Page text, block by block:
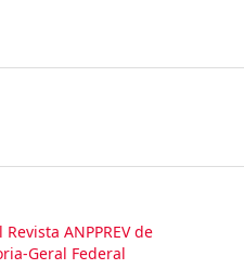
ANPPREV de
Geral Federal